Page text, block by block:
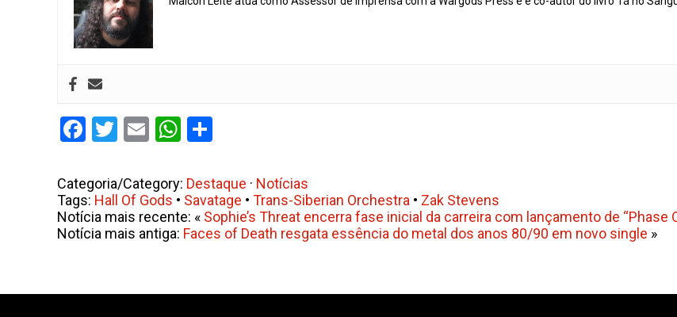
Facebook
Twitter
EmailWhatsApp
Categoria/Category: Destaque · Notícias
Tags: Hall Of Gods • Savatage • Trans-Siberian Orchestra • Zak Stevens
Notícia mais recente: « Sophie’s Threat encerra fase inicial da carreira com lançamento de “Phase
Notícia mais antiga: Faces of Death resgata essência do metal dos anos 80/90 em novo single »